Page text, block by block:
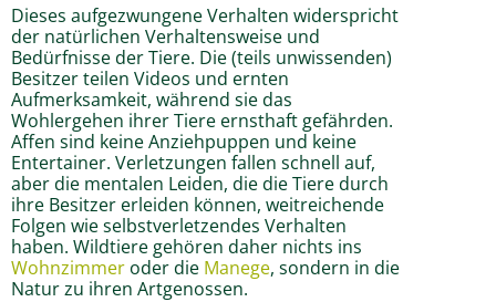
Dieses aufgezwungene Verhalten widerspricht
der natürlichen Verhaltensweise und
Bedürfnisse der Tiere. Die (teils unwissenden)
Besitzer teilen Videos und ernten
Aufmerksamkeit, während sie das
Wohlergehen ihrer Tiere ernsthaft gefährden.
Affen sind keine Anziehpuppen und keine
Entertainer. Verletzungen fallen schnell auf,
aber die mentalen Leiden, die die Tiere durch
ihre Besitzer erleiden können, weitreichende
Folgen wie selbstverletzendes Verhalten
haben. Wildtiere gehören daher nichts ins
Wohnzimmer oder die Manege, sondern in die
Natur zu ihren Artgenossen.